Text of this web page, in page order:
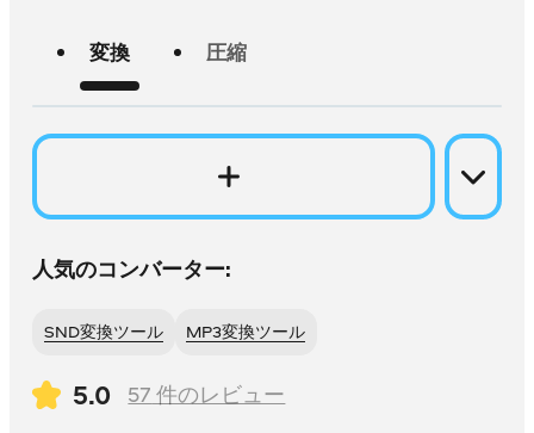
変換 圧縮
人気のコンバーター:
SND変換ツール MP3変換ツール
5.0 57 件のレビュー